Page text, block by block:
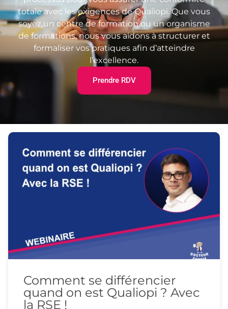
totale avec les exigences de Qualiopi. Que vous
soyez un centre de formation ou un organisme
de formations, nous vous aidons à structurer et
formaliser vos pratiques afin d’atteindre
l’excellence.
Prendre RDV
Comment se différencier
quand on est Qualiopi ? Avec
la RSE !